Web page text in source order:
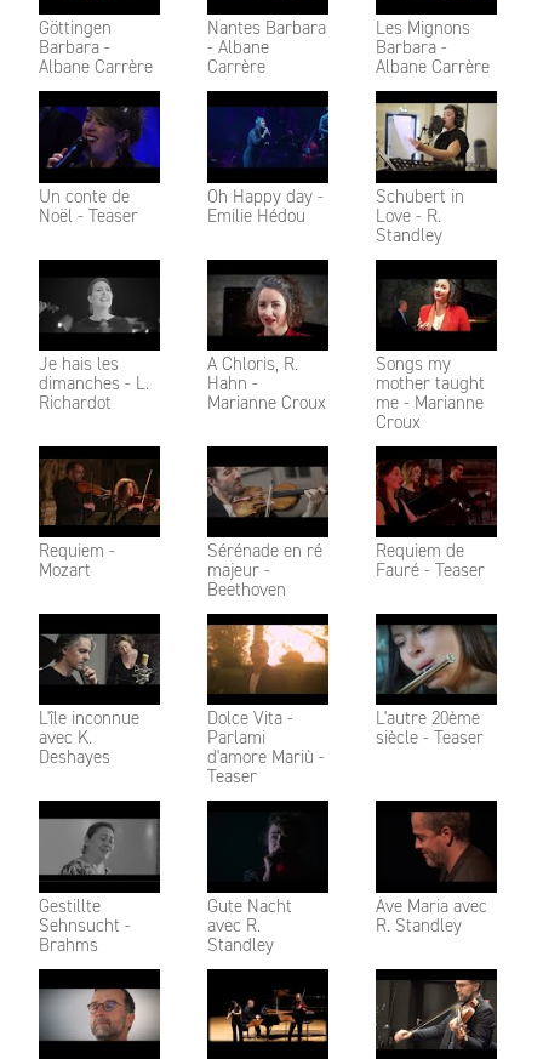
Göttingen
Barbara -
Albane Carrère
Nantes Barbara
- Albane
Carrère
Les Mignons
Barbara -
Albane Carrère
Un conte de
Noël - Teaser
Oh Happy day -
Emilie Hédou
Schubert in
Love - R.
Standley
Je hais les
dimanches - L.
Richardot
A Chloris, R.
Hahn -
Marianne Croux
Songs my
mother taught
me - Marianne
Croux
Requiem -
Mozart
Sérénade en ré
majeur -
Beethoven
Requiem de
Fauré - Teaser
L'île inconnue
avec K.
Deshayes
Dolce Vita -
Parlami
d'amore Mariù -
Teaser
L'autre 20ème
siècle - Teaser
Gestillte
Sehnsucht -
Brahms
Gute Nacht
avec R.
Standley
Ave Maria avec
R. Standley